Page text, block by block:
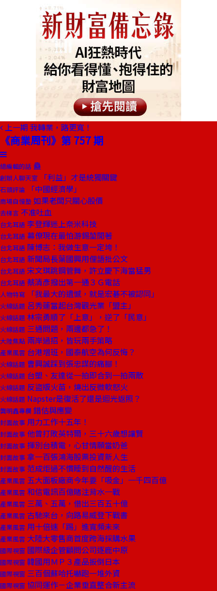
上一期 我轉業，路更寬！
《商業周刊》第 757 期
總編輯的話 蠱
創辦人聊天室 「利益」才是統獨關鍵
石頭評論 「中國經濟學」
商場自慢塾 如果老闆只關心股價
去梯言 不准吐血
台北耳語 李登輝迷上奈米科技
台北耳語 幕僚現在最怕游錫堃閒著
台北耳語 陳博志：我做生意一定垮！
台北耳語 新聞局長葉國興用俚語批公文
台北耳語 宋文琪跳鋼管舞，許立慶下海當猛男
台北耳語 蔡清彥撥出第一通３Ｇ電話
人物特寫 「我最大的遺憾，就是宏碁不被認同」
火線話題 呂秀蓮當起台灣觀光業「盟主」
火線話題 林宗勇順了「上意」，逆了「民意」
火線話題 三通問題，兩邊都急了！
大陸焦點 兩岸過招，皆玩兩手策略
產業風雲 台港增班，國泰航空為何反悔？
火線話題 曹興誠踩到張忠謀的痛腳！
火線話題 台塑、友達從一拍即合到一拍兩散
火線話題 反盜版火苗，燒出反微軟怒火
火線話題 Napster是復活了還是迴光返照？
龔明鑫專欄 錯估與應變
封面故事 用力工作十五年！
封面故事 他曾打敗英特爾，三十六歲想讓賢
封面故事 揮別台積電，心甘情願當奶爸
封面故事 拿一百張鴻海股票投資新人生
封面故事 范成炬過不慣睡到自然醒的生活
產業風雲 五大面板廠商今年要「吸金」一千四百億
產業風雲 和信電訊百億賭注背水一戰
產業風雲 三萬、五萬，借出三百五十億
產業風雲 古馳來台，向路易威登下戰書
產業風雲 用十倍速「踢」進寬頻未來
產業風雲 大陸大零售商首度跨海採購水果
國際視窗 國際級企管顧問公司逐鹿中原
國際視窗 韓國用ＭＰ３產品扳倒日本
國際視窗 三百個蘇哈托嚇跑一堆外資
國際視窗 協同運作－企業垂直整合新主流